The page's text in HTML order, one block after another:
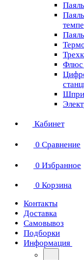
Флюс
Кабинет
0 Сравнение
0 Избранное
0 Корзина
Контакты
Доставка
Самовывоз
Подборки
Информация